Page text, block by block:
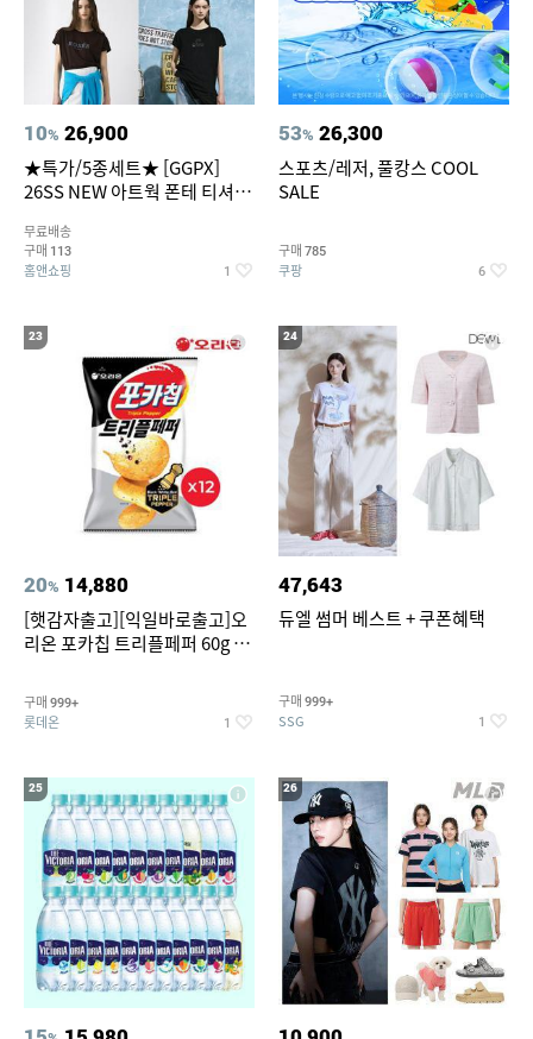
10% 26,900
★특가/5종세트★ [GGPX]
26SS NEW 아트웍 폰테 티셔츠
무료배송
구매 113
홈앤쇼핑 1
53% 26,300
스포츠/레저, 풀캉스 COOL
SALE
구매 785
쿠팡 6
23
20% 14,880
[햇감자출고][익일바로출고]오
리온 포카칩 트리플페퍼 60g 12
구매 999+
롯데온 1
24
47,643
듀엘 썸머 베스트 + 쿠폰혜택
구매 999+
SSG 1
25 26